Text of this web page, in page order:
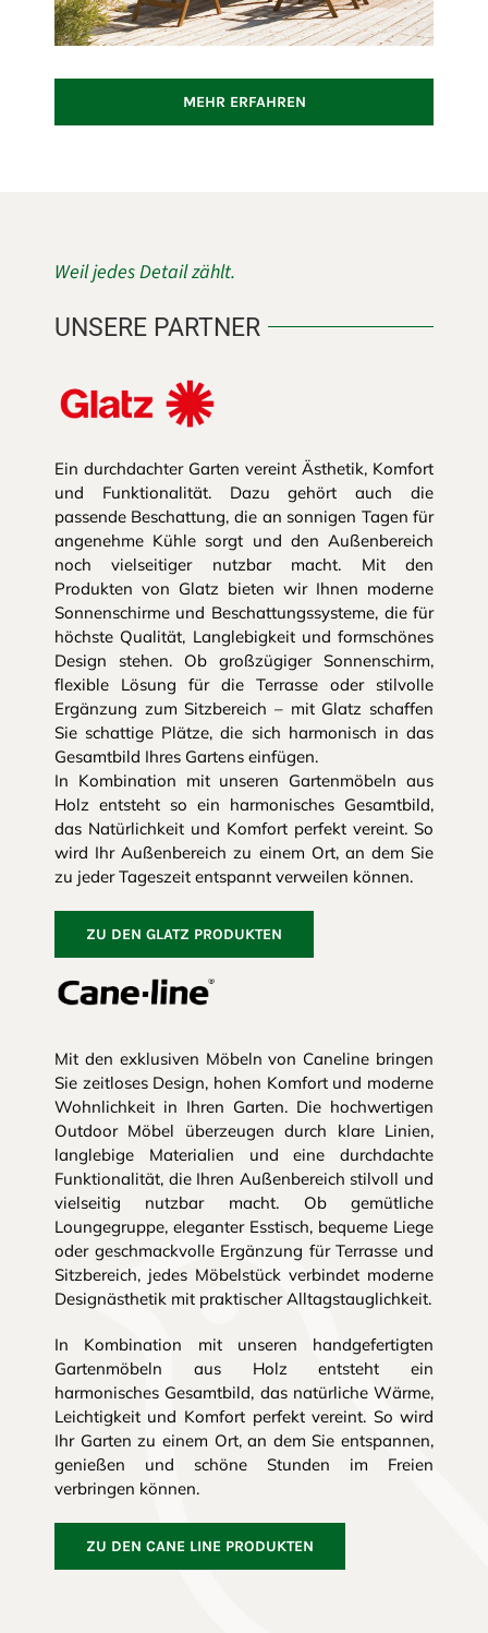
MEHR ERFAHREN
Weil jedes Detail zählt.
UNSERE PARTNER
Ein durchdachter Garten vereint Ästhetik, Komfort
und Funktionalität. Dazu gehört auch die
passende Beschattung, die an sonnigen Tagen für
angenehme Kühle sorgt und den Außenbereich
noch vielseitiger nutzbar macht. Mit den
Produkten von Glatz bieten wir Ihnen moderne
Sonnenschirme und Beschattungssysteme, die für
höchste Qualität, Langlebigkeit und formschönes
Design stehen. Ob großzügiger Sonnenschirm,
flexible Lösung für die Terrasse oder stilvolle
Ergänzung zum Sitzbereich – mit Glatz schaffen
Sie schattige Plätze, die sich harmonisch in das
Gesamtbild Ihres Gartens einfügen.
In Kombination mit unseren Gartenmöbeln aus
Holz entsteht so ein harmonisches Gesamtbild,
das Natürlichkeit und Komfort perfekt vereint. So
wird Ihr Außenbereich zu einem Ort, an dem Sie
zu jeder Tageszeit entspannt verweilen können.
ZU DEN GLATZ PRODUKTEN
Mit den exklusiven Möbeln von Caneline bringen
Sie zeitloses Design, hohen Komfort und moderne
Wohnlichkeit in Ihren Garten. Die hochwertigen
Outdoor Möbel überzeugen durch klare Linien,
langlebige Materialien und eine durchdachte
Funktionalität, die Ihren Außenbereich stilvoll und
vielseitig nutzbar macht. Ob gemütliche
Loungegruppe, eleganter Esstisch, bequeme Liege
oder geschmackvolle Ergänzung für Terrasse und
Sitzbereich, jedes Möbelstück verbindet moderne
Designästhetik mit praktischer Alltagstauglichkeit.
In Kombination mit unseren handgefertigten
Gartenmöbeln aus Holz entsteht ein
harmonisches Gesamtbild, das natürliche Wärme,
Leichtigkeit und Komfort perfekt vereint. So wird
Ihr Garten zu einem Ort, an dem Sie entspannen,
genießen und schöne Stunden im Freien
verbringen können.
ZU DEN CANE LINE PRODUKTEN